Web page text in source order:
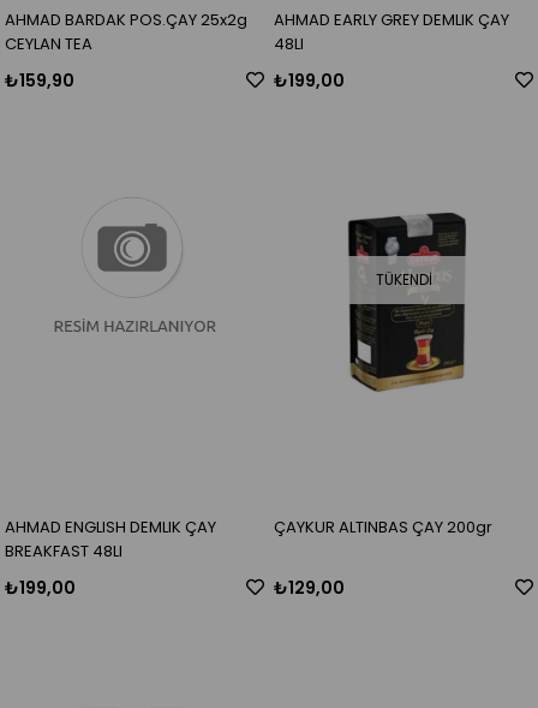
AHMAD BARDAK POS.ÇAY 25x2g
CEYLAN TEA
₺159,90
AHMAD EARLY GREY DEMLIK ÇAY
48LI
₺199,00
AHMAD ENGLISH DEMLIK ÇAY
BREAKFAST 48LI
₺199,00
TÜKENDI
ÇAYKUR ALTINBAS ÇAY 200gr
₺129,00